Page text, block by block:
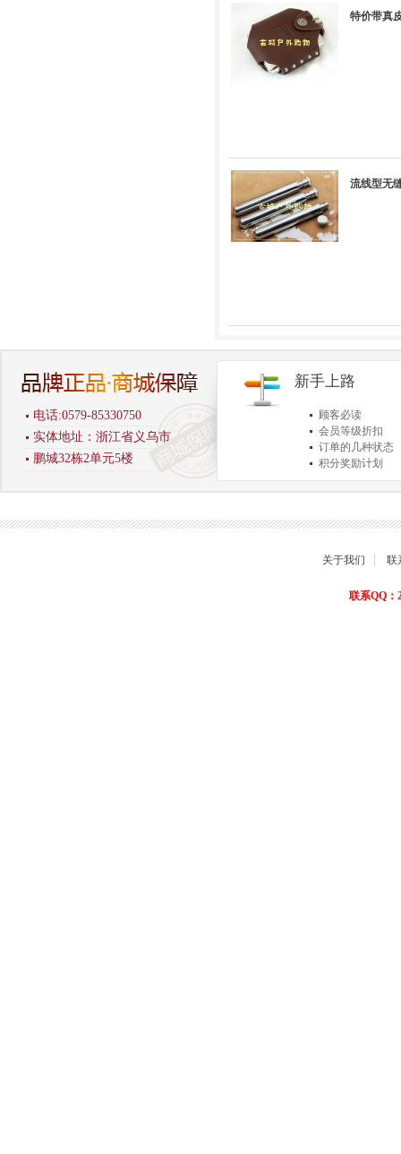
特价带真
流线型无
电话:0579-85330750
实体地址：浙江省义乌市
鹏城32栋2单元5楼
新手上路
顾客必读
会员等级折扣
订单的几种状态
积分奖励计划
商品退货保障
关于我们 联
联系QQ：